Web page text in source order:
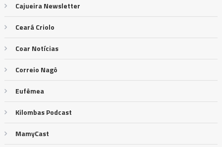
Cajueira Newsletter
Ceará Criolo
Coar Notícias
Correio Nagô
Eufêmea
Kilombas Podcast
MamyCast